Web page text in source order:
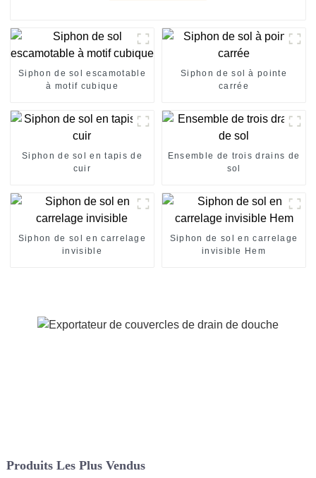
Siphon de sol escamotable
à motif cubique
Siphon de sol à pointe
carrée
Siphon de sol en tapis de
cuir
Ensemble de trois drains de
sol
Siphon de sol en carrelage
invisible
Siphon de sol en carrelage
invisible Hem
Produits Les Plus Vendus